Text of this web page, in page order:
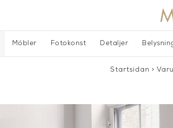
Möbler Fotokonst Detaljer
Startsidan >